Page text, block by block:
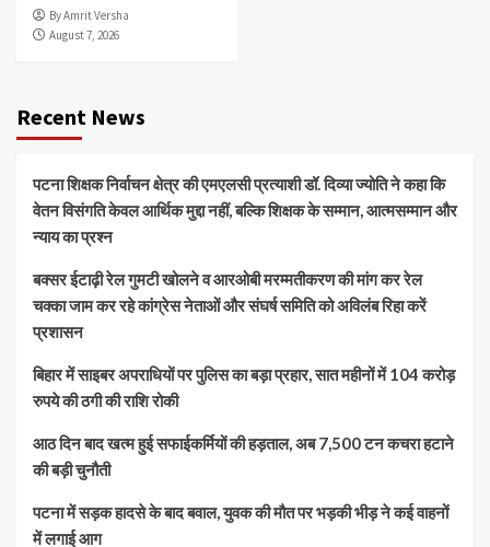
By Amrit Versha
August 7, 2026
Recent News
पटना शिक्षक निर्वाचन क्षेत्र की एमएलसी प्रत्याशी डॉ. दिव्या ज्योति ने कहा कि
वेतन विसंगति केवल आर्थिक मुद्दा नहीं, बल्कि शिक्षक के सम्मान, आत्मसम्मान और
न्याय का प्रश्न
बक्सर ईटाढ़ी रेल गुमटी खोलने व आरओबी मरम्मतीकरण की मांग कर रेल
चक्का जाम कर रहे कांग्रेस नेताओं और संघर्ष समिति को अविलंब रिहा करें
प्रशासन
बिहार में साइबर अपराधियों पर पुलिस का बड़ा प्रहार, सात महीनों में 104 करोड़
रुपये की ठगी की राशि रोकी
आठ दिन बाद खत्म हुई सफाईकर्मियों की हड़ताल, अब 7,500 टन कचरा हटाने
की बड़ी चुनौती
पटना में सड़क हादसे के बाद बवाल, युवक की मौत पर भड़की भीड़ ने कई वाहनों
में लगाई आग